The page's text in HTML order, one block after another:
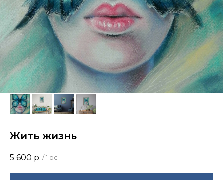
Жить жизнь
5 600 р. / 1 pc